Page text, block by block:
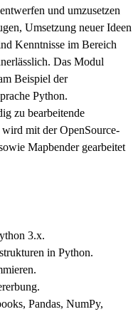
und umzusetzen
Umsetzung neuer Ideen
Kenntnisse im Bereich
Das Modul
Beispiel der
Python.
zu bearbeitende
mit der OpenSource-
Mapbender gearbeitet
3.x.
in Python.
Pandas, NumPy,